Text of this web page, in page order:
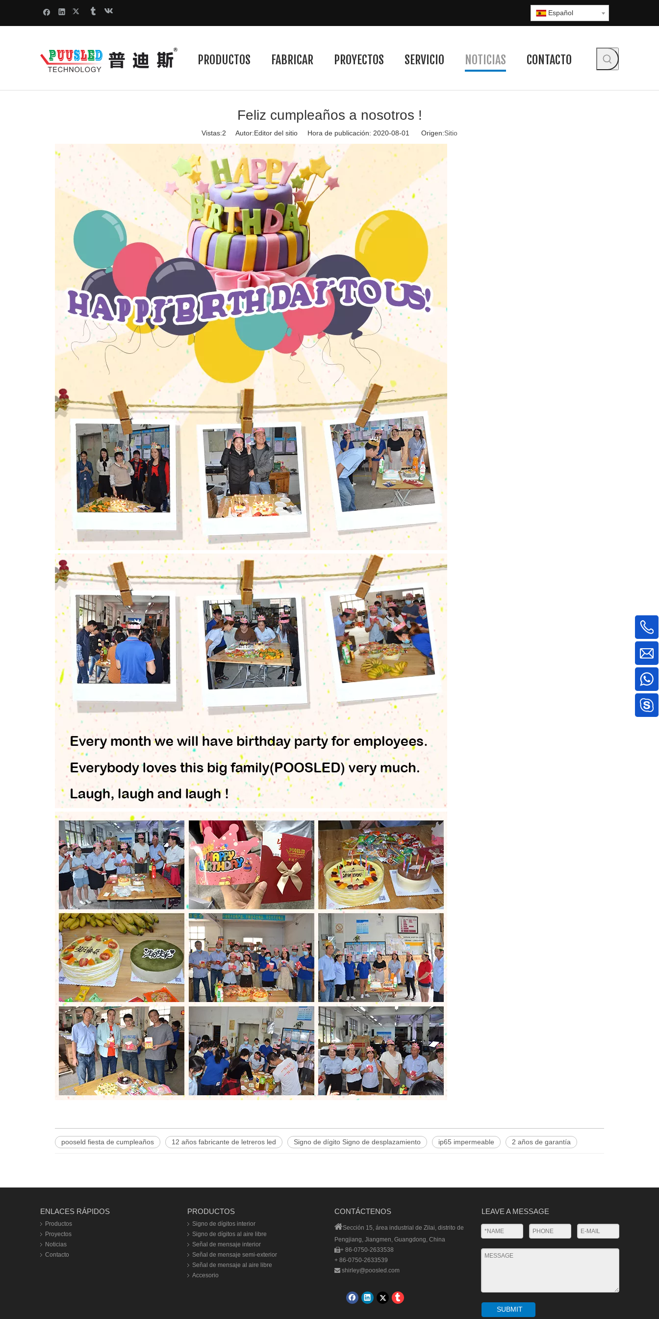
Español
PRODUCTOS FABRICAR PROYECTOS SERVICIO NOTICIAS CONTACTO
Feliz cumpleaños a nosotros !
Vistas:2 Autor:Editor del sitio Hora de publicación: 2020-08-01 Origen:Sitio
pooseld fiesta de cumpleaños 12 años fabricante de letreros led Signo de dígito Signo de desplazamiento ip65 impermeable 2 años de garantía
ENLACES RÁPIDOS
Productos
Proyectos
Noticias
Contacto
PRODUCTOS
Signo de dígitos interior
Signo de dígitos al aire libre
Señal de mensaje interior
Señal de mensaje semi-exterior
Señal de mensaje al aire libre
Accesorio
CONTÁCTENOS
Sección 15, área industrial de Zilai, distrito de
Pengjiang, Jiangmen, Guangdong, China
+ 86-0750-2633538
+ 86-0750-2633539
 shirley@poosled.com
LEAVE A MESSAGE
SUBMIT